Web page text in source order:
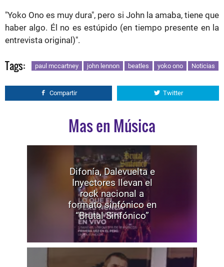
"Yoko Ono es muy dura", pero si John la amaba, tiene que
haber algo. Él no es estúpido (en tiempo presente en la
entrevista original)".
Tags: paul mccartney john lennon beatles yoko ono Noticias
Compartir Twitter
Mas en Música
Difonía, Dalevuelta e
Inyectores llevan el
rock nacional a
formato sinfónico en
“Brutal Sinfónico”